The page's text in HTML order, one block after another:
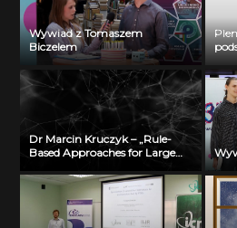
Wywiad z Tomaszem
Biczelem
Dr Marcin Kruczyk – „Rule-
Based Approaches for Large
Suite of Tools and Methods”, 20
grudnia 2013 r.